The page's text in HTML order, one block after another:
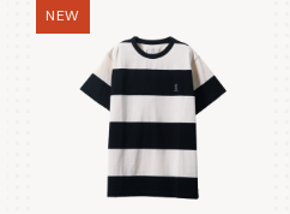
NEW